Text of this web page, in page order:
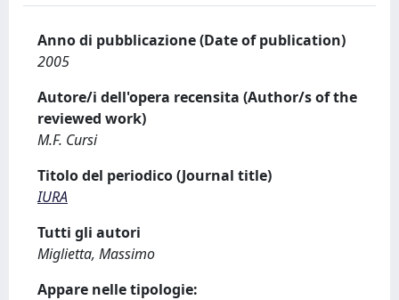
Anno di pubblicazione (Date of publication)
2005
Autore/i dell'opera recensita (Author/s of the
reviewed work)
M.F. Cursi
Titolo del periodico (Journal title)
IURA
Tutti gli autori
Miglietta, Massimo
Appare nelle tipologie: